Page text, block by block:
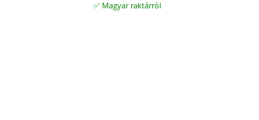
✅ Magyar raktárról